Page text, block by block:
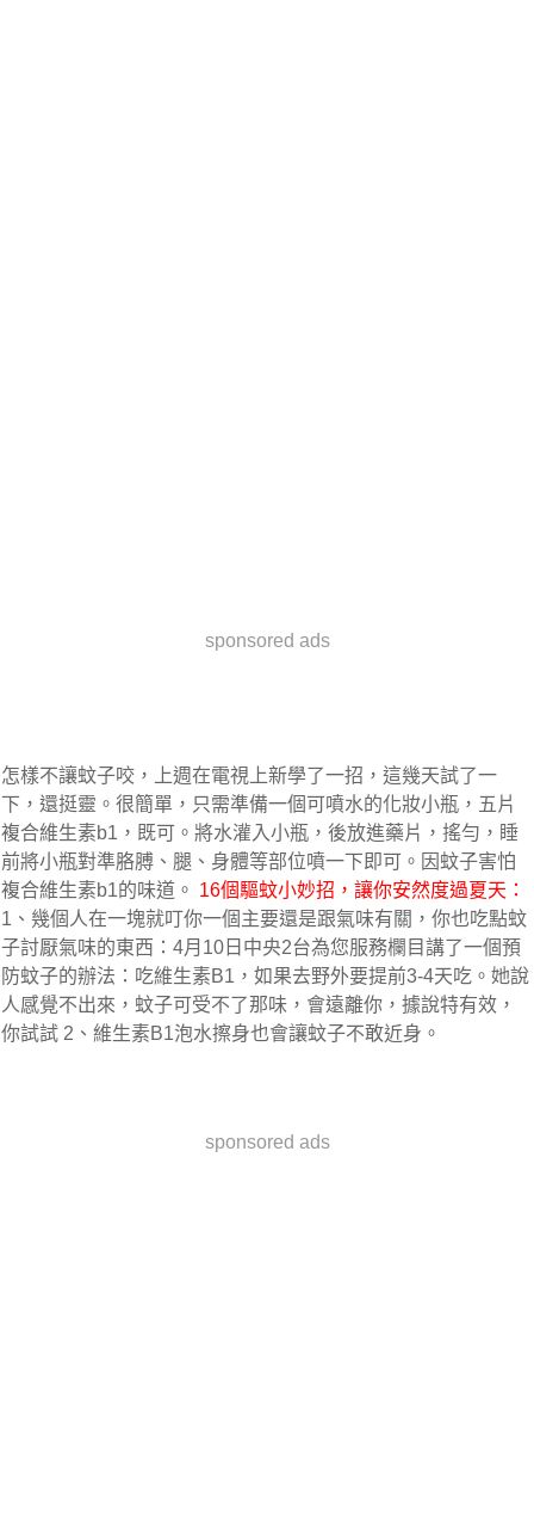
sponsored ads
怎樣不讓蚊子咬，上週在電視上新學了一招，這幾天試了一
下，還挺靈。很簡單，只需準備一個可噴水的化妝小瓶，五片
複合維生素b1，既可。將水灌入小瓶，後放進藥片，搖勻，睡
前將小瓶對準胳膊、腿、身體等部位噴一下即可。因蚊子害怕
複合維生素b1的味道。 16個驅蚊小妙招，讓你安然度過夏天：
1、幾個人在一塊就叮你一個主要還是跟氣味有關，你也吃點蚊
子討厭氣味的東西：4月10日中央2台為您服務欄目講了一個預
防蚊子的辦法：吃維生素B1，如果去野外要提前3-4天吃。她說
人感覺不出來，蚊子可受不了那味，會遠離你，據說特有效，
你試試 2、維生素B1泡水擦身也會讓蚊子不敢近身。
sponsored ads